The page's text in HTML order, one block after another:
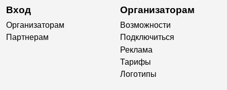
Вход
Организаторам
Партнерам
Организаторам
Возможности
Подключиться
Реклама
Тарифы
Логотипы